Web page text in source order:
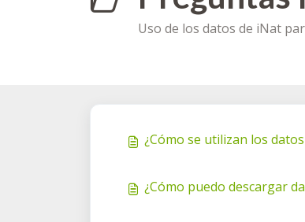
Uso de los datos de iNat
¿Cómo se utilizan los
¿Cómo puedo descargar